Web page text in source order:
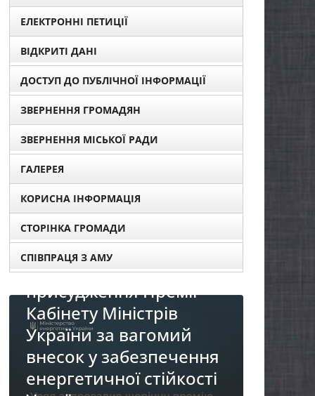
ЕЛЕКТРОННІ ПЕТИЦІЇ
ВІДКРИТІ ДАНІ
ДОСТУП ДО ПУБЛІЧНОЇ ІНФОРМАЦІЇ
ЗВЕРНЕННЯ ГРОМАДЯН
ЗВЕРНЕННЯ МІСЬКОЇ РАДИ
ГАЛЕРЕЯ
КОРИСНА ІНФОРМАЦІЯ
СТОРІНКА ГРОМАДИ
СПІВПРАЦЯ З АМУ
НОВИНИ
До уваги представників
бізнесу!